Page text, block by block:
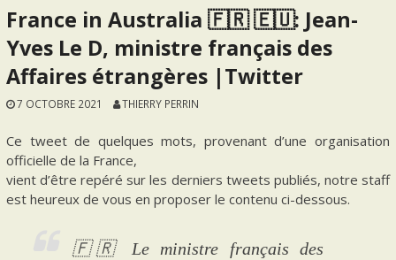
France in Australia 🇫🇷 🇪🇺: Jean-
Yves Le D, ministre français des
Affaires étrangères |Twitter
7 OCTOBRE 2021 THIERRY PERRIN
Ce tweet de quelques mots, provenant d’une organisation
officielle de la France,
vient d’être repéré sur les derniers tweets publiés, notre staff
est heureux de vous en proposer le contenu ci-dessous.
🇫🇷 Le ministre français des